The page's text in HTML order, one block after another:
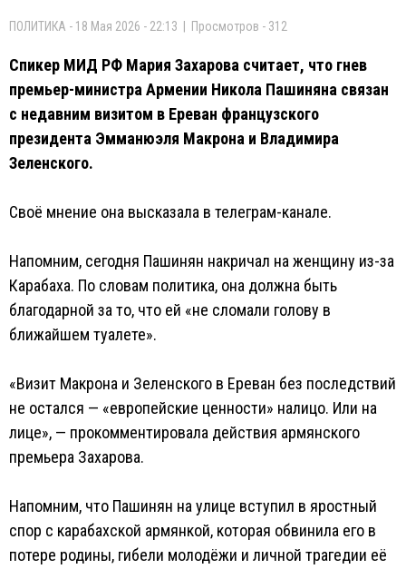
ПОЛИТИКА - 18 Мая 2026 - 22:13 | Просмотров - 312
Спикер МИД РФ Мария Захарова считает, что гнев
премьер-министра Армении Никола Пашиняна связан
с недавним визитом в Ереван французского
президента Эмманюэля Макрона и Владимира
Зеленского.
Своё мнение она высказала в телеграм-канале.
Напомним, сегодня Пашинян накричал на женщину из-за
Карабаха. По словам политика, она должна быть
благодарной за то, что ей «не сломали голову в
ближайшем туалете».
«Визит Макрона и Зеленского в Ереван без последствий
не остался — «европейские ценности» налицо. Или на
лице», — прокомментировала действия армянского
премьера Захарова.
Напомним, что Пашинян на улице вступил в яростный
спор с карабахской армянкой, которая обвинила его в
потере родины, гибели молодёжи и личной трагедии её